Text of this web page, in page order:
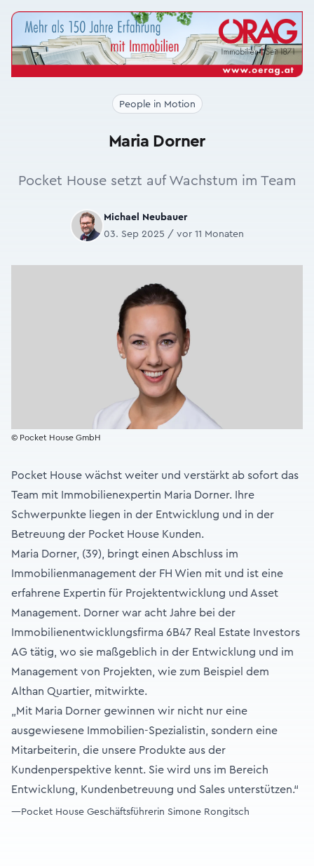
People in Motion
Maria Dorner
Pocket House setzt auf Wachstum im Team
Michael Neubauer
03. Sep 2025 / vor 11 Monaten
© Pocket House GmbH
Pocket House wächst weiter und verstärkt ab sofort das
Team mit Immobilienexpertin Maria Dorner. Ihre
Schwerpunkte liegen in der Entwicklung und in der
Betreuung der Pocket House Kunden.
Maria Dorner, (39), bringt einen Abschluss im
Immobilienmanagement der FH Wien mit und ist eine
erfahrene Expertin für Projektentwicklung und Asset
Management. Dorner war acht Jahre bei der
Immobilienentwicklungsfirma 6B47 Real Estate Investors
AG tätig, wo sie maßgeblich in der Entwicklung und im
Management von Projekten, wie zum Beispiel dem
Althan Quartier, mitwirkte.
„Mit Maria Dorner gewinnen wir nicht nur eine
ausgewiesene Immobilien-Spezialistin, sondern eine
Mitarbeiterin, die unsere Produkte aus der
Kundenperspektive kennt. Sie wird uns im Bereich
Entwicklung, Kundenbetreuung und Sales unterstützen.“
—Pocket House Geschäftsführerin Simone Rongitsch